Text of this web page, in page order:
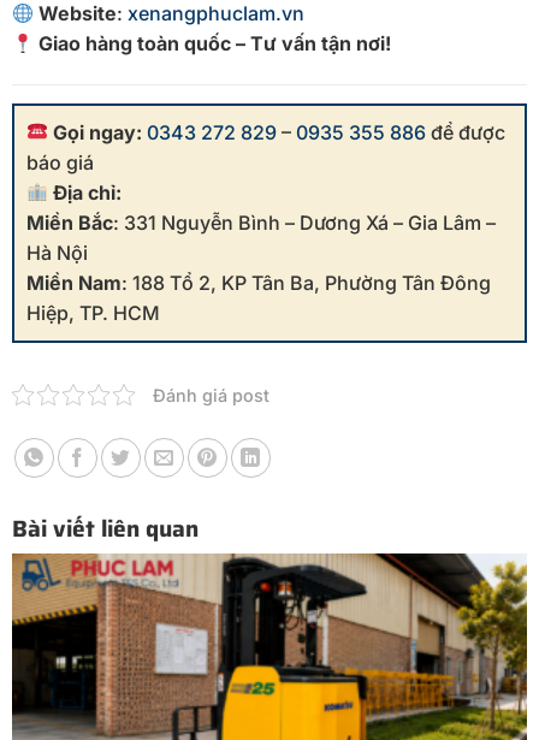
Website:xenangphuclam.vn
Giao hàng toàn quốc – Tư vấn tận nơi!
Gọi ngay: 0343 272 829 –0935 355 886 để được
báo giá
Địa chỉ:
Miền Bắc: 331 Nguyễn Bình – Dương Xá – Gia Lâm –
Hà Nội
Miền Nam: 188 Tổ 2, KP Tân Ba, Phường Tân Đông
Hiệp, TP. HCM
Đánh giá post
Bài viết liên quan